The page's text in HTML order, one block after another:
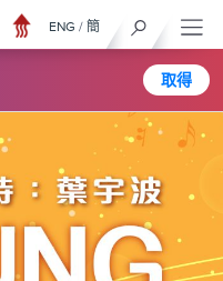
取得
ENG / 簡